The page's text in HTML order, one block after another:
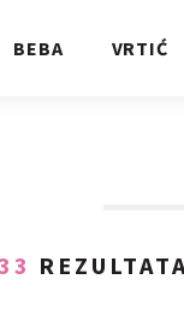
BEBA VRTIĆ